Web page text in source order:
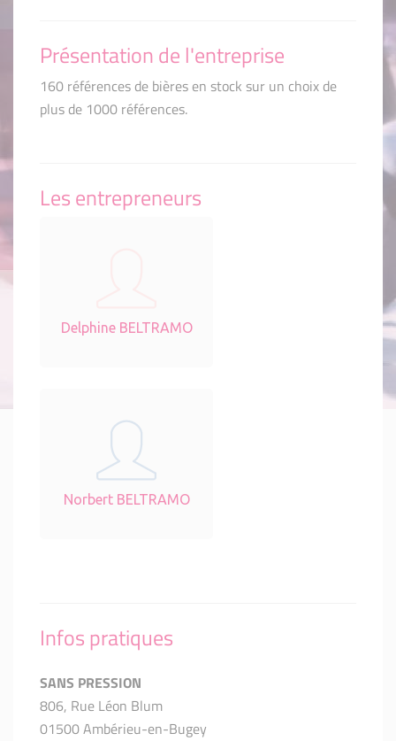
Présentation de l'entreprise
160 références de bières en stock sur un choix de
plus de 1000 références.
Les entrepreneurs
Delphine BELTRAMO
Norbert BELTRAMO
Infos pratiques
SANS PRESSION
806, Rue Léon Blum
01500 Ambérieu-en-Bugey